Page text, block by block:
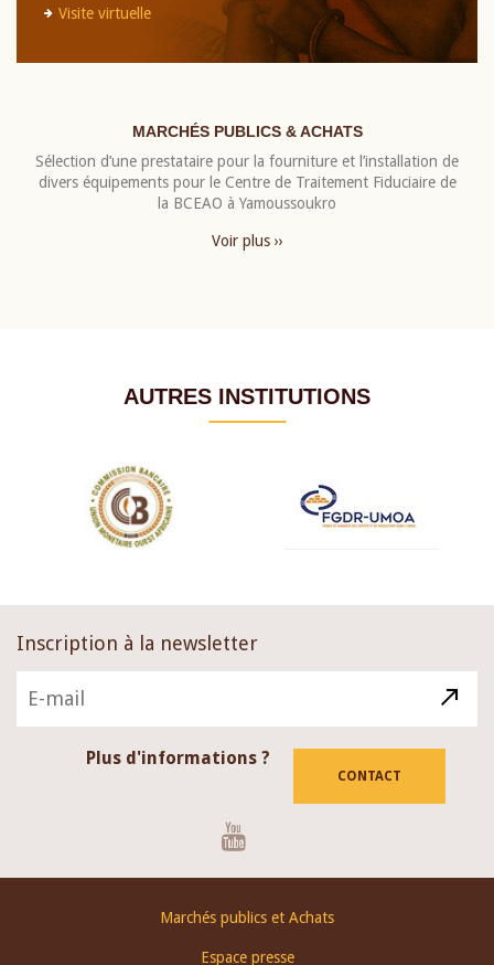
Visite virtuelle
MARCHÉS PUBLICS & ACHATS
Sélection d’une prestataire pour la fourniture et l’installation de
divers équipements pour le Centre de Traitement Fiduciaire de
la BCEAO à Yamoussoukro
Voir plus ››
AUTRES INSTITUTIONS
Inscription à la newsletter
Plus d'informations ?
CONTACT
Marchés publics et Achats
Espace presse